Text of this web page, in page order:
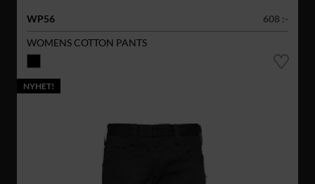
WP56
608 :-
WOMENS COTTON PANTS
NYHET!